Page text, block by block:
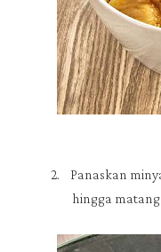
2.
Panaskan
hingga matang